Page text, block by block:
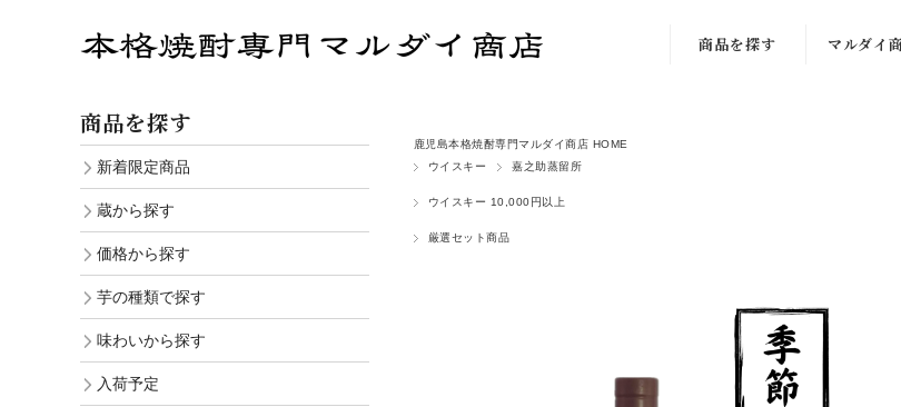
商品を探す
入荷予定
酒器・グッズ
マルダイ
お取引に
鹿児島本格焼酎専門マルダイ商店 HOME
ウイスキー
嘉之助蒸留所
ウイスキー 10,000円以上
厳選セット商品
商品を探す
新着限定商品
蔵から探す
価格から探す
芋の種類で探す
味わいから探す
入荷予定